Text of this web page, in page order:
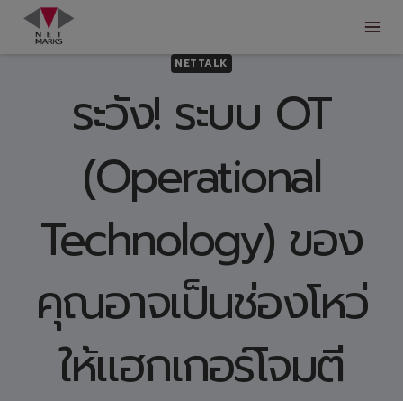
NETTALK
ระวัง! ระบบ OT
(Operational
Technology) ของ
คุณอาจเป็นช่องโหว่
ให้แฮกเกอร์โจมตี